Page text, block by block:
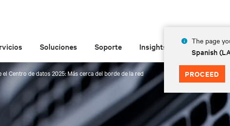
The page
Spanish
PROCEED
Soluciones Soporte Insights Acerca de
el Centro de datos 2025: Más cerca del borde de la red